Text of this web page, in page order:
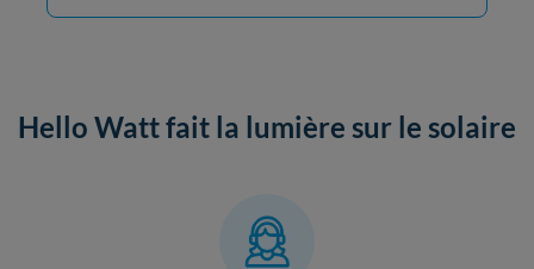
Hello Watt fait la lumière sur le solaire